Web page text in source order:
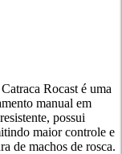
Rocast é uma
manual em
possui
maior controle e
de machos de rosca.